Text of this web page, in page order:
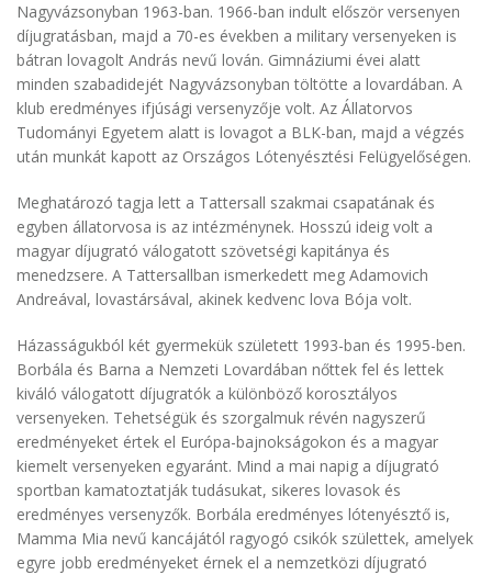
Nagyvázsonyban 1963-ban. 1966-ban indult először versenyen
díjugratásban, majd a 70-es években a military versenyeken is
bátran lovagolt András nevű lován. Gimnáziumi évei alatt
minden szabadidejét Nagyvázsonyban töltötte a lovardában. A
klub eredményes ifjúsági versenyzője volt. Az Állatorvos
Tudományi Egyetem alatt is lovagot a BLK-ban, majd a végzés
után munkát kapott az Országos Lótenyésztési Felügyelőségen.
Meghatározó tagja lett a Tattersall szakmai csapatának és
egyben állatorvosa is az intézménynek. Hosszú ideig volt a
magyar díjugrató válogatott szövetségi kapitánya és
menedzsere. A Tattersallban ismerkedett meg Adamovich
Andreával, lovastársával, akinek kedvenc lova Bója volt.
Házasságukból két gyermekük született 1993-ban és 1995-ben.
Borbála és Barna a Nemzeti Lovardában nőttek fel és lettek
kiváló válogatott díjugratók a különböző korosztályos
versenyeken. Tehetségük és szorgalmuk révén nagyszerű
eredményeket értek el Európa-bajnokságokon és a magyar
kiemelt versenyeken egyaránt. Mind a mai napig a díjugrató
sportban kamatoztatják tudásukat, sikeres lovasok és
eredményes versenyzők. Borbála eredményes lótenyésztő is,
Mamma Mia nevű kancájától ragyogó csikók születtek, amelyek
egyre jobb eredményeket érnek el a nemzetközi díjugrató